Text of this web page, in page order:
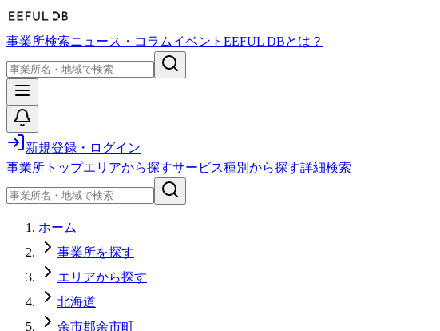
事業所検索ニュース・コラムイベント EEFUL DBとは？
新規登録・ログイン
事業所トップエリアから探すサービス種別から探す詳細検索
ホーム
事業所を探す
エリアから探す
北海道
余市郡余市町